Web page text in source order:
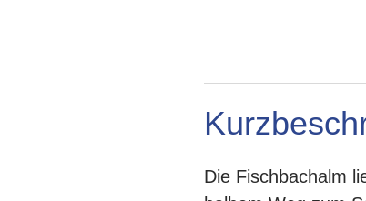
Die Fischbachalm